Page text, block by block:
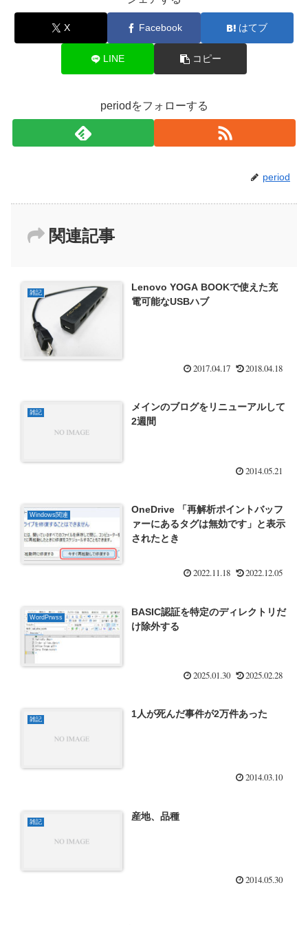
X Facebook はてブ
LINE コピー
periodをフォローする
period
関連記事
雑記
Lenovo YOGA BOOKで使えた充
電可能なUSBハブ
2017.04.17 2018.04.18
雑記
メインのブログをリニューアルして
2週間
2014.05.21
Windows関連
OneDrive 「再解析ポイントバッフ
ァーにあるタグは無効です」と表示
されたとき
2022.11.18 2022.12.05
WordPrwss
BASIC認証を特定のディレクトリだ
け除外する
2025.01.30 2025.02.28
雑記 1人が死んだ事件が2万件あった
2014.03.10
雑記 産地、品種
2014.05.30